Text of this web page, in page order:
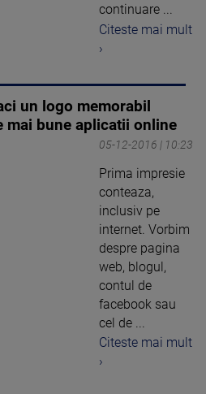
continuare ...
Citeste mai mult
›
un logo memorabil
mai bune aplicatii online
05-12-2016 | 10:23
Prima impresie
conteaza,
inclusiv pe
internet. Vorbim
despre pagina
web, blogul,
contul de
facebook sau
cel de ...
Citeste mai mult
›